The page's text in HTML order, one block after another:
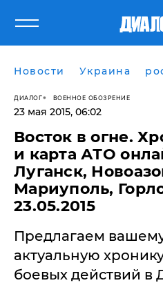
Новости Украина
ДИАЛОГ ВОЕННОЕ ОБОЗРЕНИЕ
23 мая 2015, 06:02
Восток в огне.
и карта АТО
Луганск,
Мариуполь,
23.05.2015
Предлагаем
актуальную
боевых действий в